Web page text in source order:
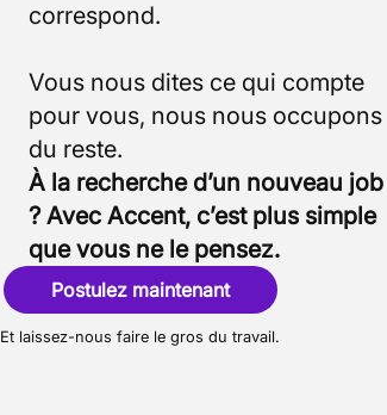
correspond.
Vous nous dites ce qui compte
pour vous, nous nous occupons
À la recherche d’un nouveau job
? Avec Accent, c’est plus simple
que vous ne le pensez.
Postulez maintenant
Et laissez-nous faire le gros du travail.